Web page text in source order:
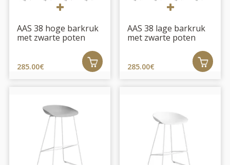
AAS 38 hoge barkruk
met zwarte poten
285.00€
AAS 38 lage barkruk
met zwarte poten
285.00€